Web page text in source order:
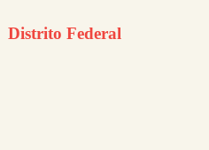
Distrito Federal